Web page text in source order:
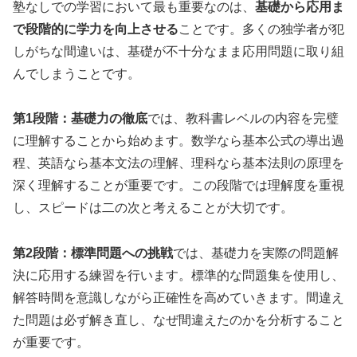
塾なしでの学習において最も重要なのは、 基礎から応用ま
で段階的に学力を向上させることです。多くの独学者が犯
しがちな間違いは、基礎が不十分なまま応用問題に取り組
んでしまうことです。
第1段階：基礎力の徹底では、教科書レベルの内容を完璧
に理解することから始めます。数学なら基本公式の導出過
程、英語なら基本文法の理解、理科なら基本法則の原理を
深く理解することが重要です。この段階では理解度を重視
し、スピードは二の次と考えることが大切です。
第2段階：標準問題への挑戦では、基礎力を実際の問題解
決に応用する練習を行います。標準的な問題集を使用し、
解答時間を意識しながら正確性を高めていきます。間違え
た問題は必ず解き直し、なぜ間違えたのかを分析すること
が重要です。